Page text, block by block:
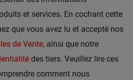
et services. En cochant cette
que vous avez lu et accepté nos
de Vente, ainsi que notre
des tiers. Veuillez lire ces
comment nous